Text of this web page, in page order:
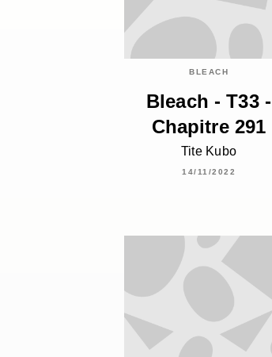
BLEACH
Bleach - T33 -
Chapitre 291
Tite Kubo
14/11/2022